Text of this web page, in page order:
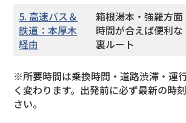
5. 高速バス＆
鉄道：本厚木
経由
箱根湯本・強羅方面
時間が合えば便利な
裏ルート
※所要時間は乗換時間・道路渋滞・運
く変わります。出発前に必ず最新の時
さい。